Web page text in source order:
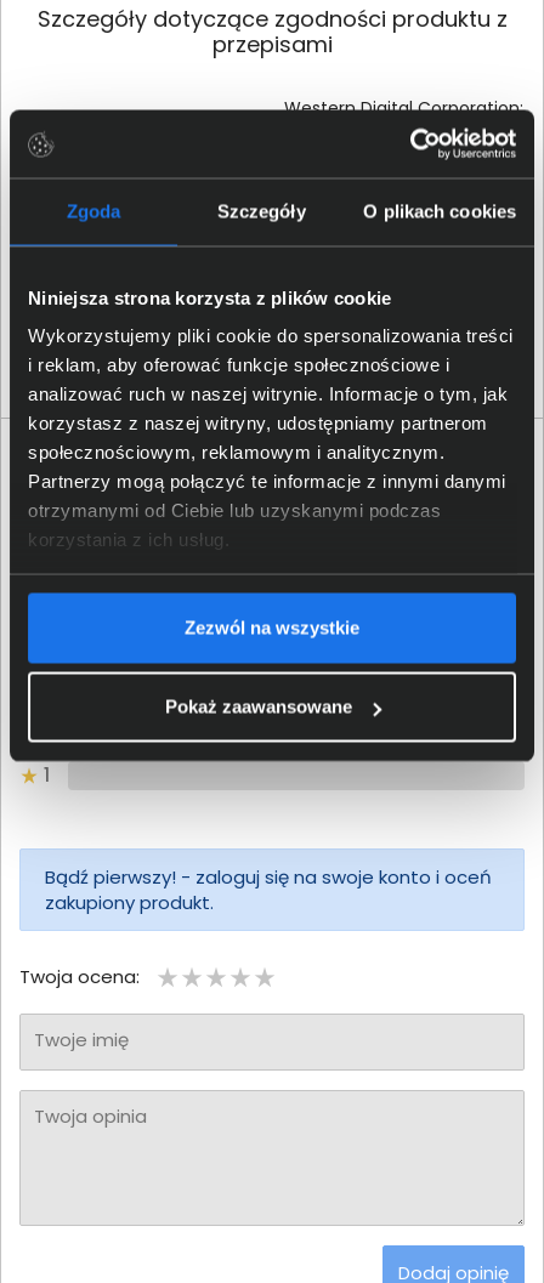
Zgoda Szczegóły O plikach cookies
Niniejsza strona korzysta z plików cookie
Wykorzystujemy pliki cookie do spersonalizowania treści
i reklam, aby oferować funkcje społecznościowe i
analizować ruch w naszej witrynie. Informacje o tym, jak
korzystasz z naszej witryny, udostępniamy partnerom
społecznościowym, reklamowym i analitycznym.
Partnerzy mogą połączyć te informacje z innymi danymi
otrzymanymi od Ciebie lub uzyskanymi podczas
korzystania z ich usług.
Zezwól na wszystkie
Pokaż zaawansowane
Szczegóły dotyczące zgodności produktu z
przepisami
Dane producenta
Western Digital Corporation;
USA San Jose 95119, 5601
Great Oaks Parkway;
support@wdc.com, US 855-
493-7867
Osoba odpowiedzialna za
PO Box Address: BP 80006,
92135 Issy les Moulineaux,
France;support@wdc.com
US 855-493-7867
Opinie o produkcie
Oceń produkt
0/5 0 - ilość opinii o produkcie
5
2
1
Bądź pierwszy! - zaloguj się na swoje konto i oceń
zakupiony produkt.
Twoja ocena:
Twoje imię
Twoja opinia
Dodaj opinię